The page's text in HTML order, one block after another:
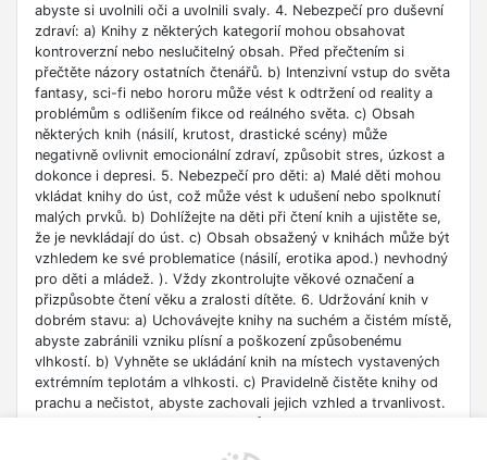
abyste si uvolnili oči a uvolnili svaly. 4. Nebezpečí pro duševní
zdraví: a) Knihy z některých kategorií mohou obsahovat
kontroverzní nebo neslučitelný obsah. Před přečtením si
přečtěte názory ostatních čtenářů. b) Intenzivní vstup do světa
fantasy, sci-fi nebo hororu může vést k odtržení od reality a
problémům s odlišením fikce od reálného světa. c) Obsah
některých knih (násilí, krutost, drastické scény) může
negativně ovlivnit emocionální zdraví, způsobit stres, úzkost a
dokonce i depresi. 5. Nebezpečí pro děti: a) Malé děti mohou
vkládat knihy do úst, což může vést k udušení nebo spolknutí
malých prvků. b) Dohlížejte na děti při čtení knih a ujistěte se,
že je nevkládají do úst. c) Obsah obsažený v knihách může být
vzhledem ke své problematice (násilí, erotika apod.) nevhodný
pro děti a mládež. ). Vždy zkontrolujte věkové označení a
přizpůsobte čtení věku a zralosti dítěte. 6. Udržování knih v
dobrém stavu: a) Uchovávejte knihy na suchém a čistém místě,
abyste zabránili vzniku plísní a poškození způsobenému
vlhkostí. b) Vyhněte se ukládání knih na místech vystavených
extrémním teplotám a vlhkosti. c) Pravidelně čistěte knihy od
prachu a nečistot, abyste zachovali jejich vzhled a trvanlivost.